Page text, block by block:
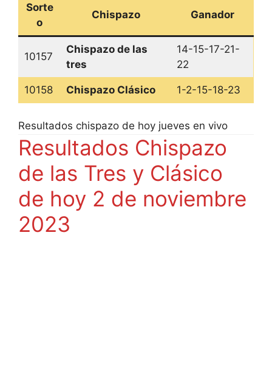
Sorte
o
Chispazo Ganador
10157
Chispazo de las
tres
14-15-17-21-
22
10158 Chispazo Clásico 1-2-15-18-23
Resultados chispazo de hoy jueves en vivo
Resultados Chispazo
de las Tres y Clásico
de hoy 2 de noviembre
2023